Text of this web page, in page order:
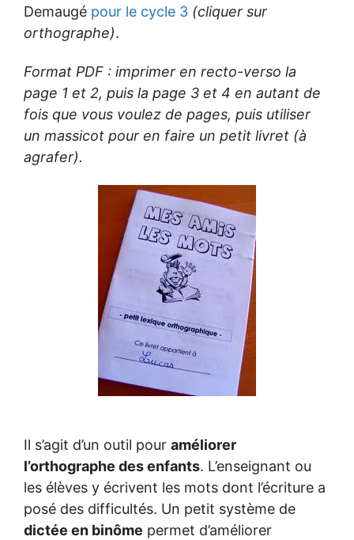
Demaugé pour le cycle 3 (cliquer sur
orthographe).
Format PDF : imprimer en recto-verso la
page 1 et 2, puis la page 3 et 4 en autant de
fois que vous voulez de pages, puis utiliser
un massicot pour en faire un petit livret (à
agrafer).
Il s’agit d’un outil pour améliorer
l’orthographe des enfants. L’enseignant ou
les élèves y écrivent les mots dont l’écriture a
posé des difficultés. Un petit système de
dictée en binôme permet d’améliorer